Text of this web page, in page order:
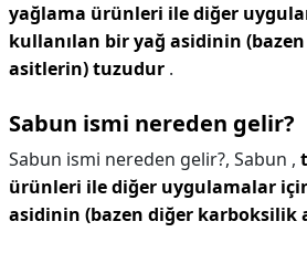
yağlama ürünleri ile diğer
kullanılan bir yağ asidinin
asitlerin) tuzudur .
Sabun ismi nereden gelir?
Sabun ismi nereden gelir?, Sabun ,
ürünleri ile diğer uygulamalar
asidinin (bazen diğer